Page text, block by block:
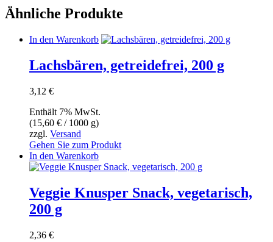
Ähnliche Produkte
In den Warenkorb
Lachsbären, getreidefrei, 200 g
3,12 €
Enthält 7% MwSt.
(15,60 € / 1000 g)
zzgl. Versand
Gehen Sie zum Produkt
In den Warenkorb
Veggie Knusper Snack, vegetarisch,
200 g
2,36 €